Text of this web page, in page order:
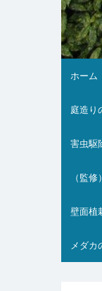
ホーム
庭造り
害虫駆
（監
壁面植
メダカ